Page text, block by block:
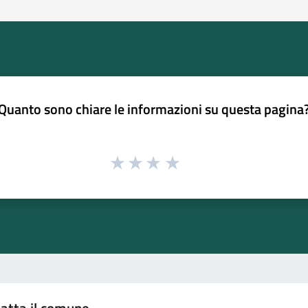
sono chiare le informazioni su questa